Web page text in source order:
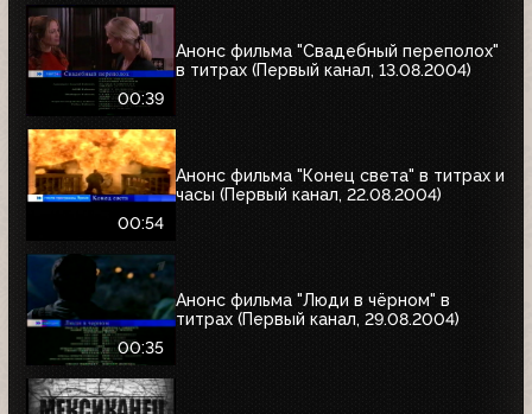
00:39
Анонс фильма "Свадебный переполох"
в титрах (Первый канал, 13.08.2004)
00:54
Анонс фильма "Конец света" в титрах и
часы (Первый канал, 22.08.2004)
00:35
Анонс фильма "Люди в чёрном" в
титрах (Первый канал, 29.08.2004)